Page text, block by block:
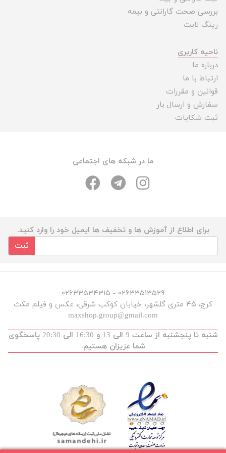
بررسی صحت گارانتی و بیمه
رینگ لایت
ناحیه کاربری
درباره ما
ارتباط با ما
قوانین و مقررات
سفارش و ارسال بار
ثبت شکایات
ما در شبکه های اجتماعی
برای اطلاع از آموزش ها و تخفیف ها ایمیل خود را وارد کنید.
ثبت
۰۲۶۳۳۵۱۳۵۲۹ - ۰۲۶۳۳۵۳۴۳۱۵
کرج، ۴۵ متری گلشهر، خیابان کوکب شرقی، عکس و فیلم مکث
maxshop.group@gmail.com
شنبه تا پنجشنبه از ساعت 9 الی 13 و 16:30 الی 20:30 پاسخگوی
شما عزیزان هستیم.